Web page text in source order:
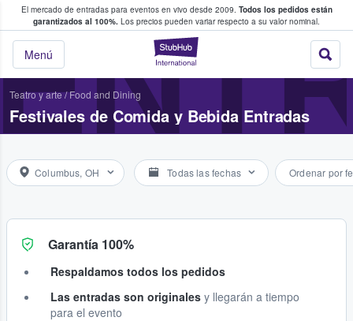
El mercado de entradas para eventos en vivo desde 2009. Todos los pedidos están
garantizados al 100%. Los precios pueden variar respecto a su valor nominal.
StubHub:
Menú
y venta de entradas entre fans
Teatro y arte/Food and Dining
Festivales de Comida y Bebida Entradas
Columbus, OH Todas las fechas Ordenar por
Garantía 100%
Respaldamos todos los pedidos
Las entradas son originales y llegarán a tiempo
para el evento